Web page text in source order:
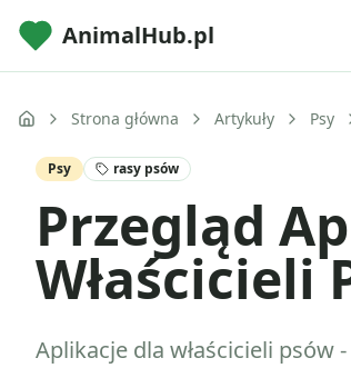
AnimalHub.pl
Strona główna Artykuły Psy
Psy rasy psów
Przegląd
Właścicieli
Aplikacje dla właścicieli psów